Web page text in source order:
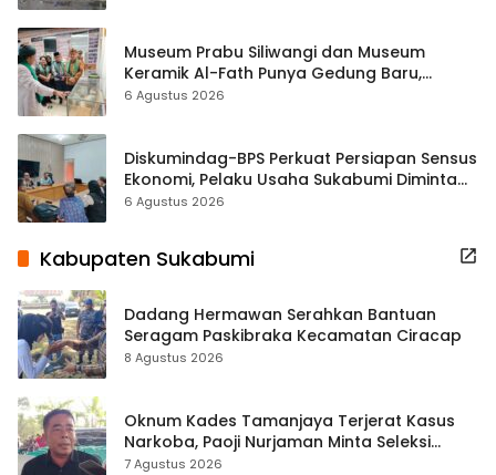
Museum Prabu Siliwangi dan Museum
Keramik Al-Fath Punya Gedung Baru,
Hampir 500 Koleksi Dipisahkan
6 Agustus 2026
Diskumindag-BPS Perkuat Persiapan Sensus
Ekonomi, Pelaku Usaha Sukabumi Diminta
Terbuka Beri Data
6 Agustus 2026
Kabupaten Sukabumi
Dadang Hermawan Serahkan Bantuan
Seragam Paskibraka Kecamatan Ciracap
8 Agustus 2026
Oknum Kades Tamanjaya Terjerat Kasus
Narkoba, Paoji Nurjaman Minta Seleksi
Calon Kades Diperketat
7 Agustus 2026